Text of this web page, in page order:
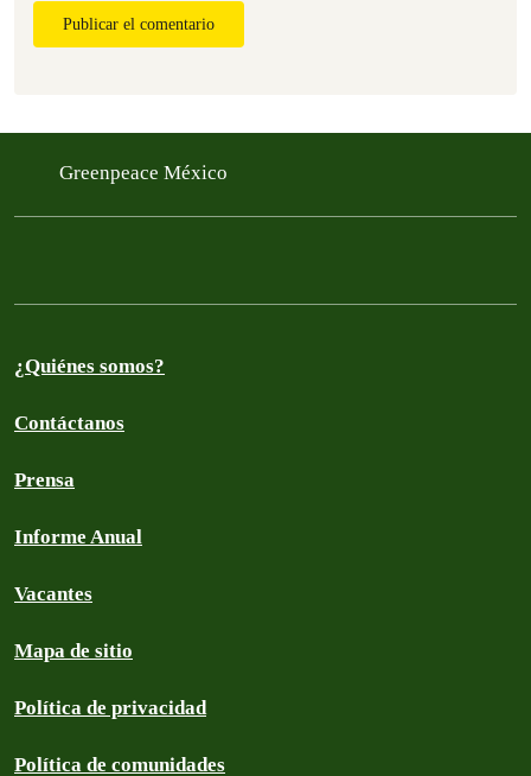
Publicar el comentario
Greenpeace México
¿Quiénes somos?
Contáctanos
Prensa
Informe Anual
Vacantes
Mapa de sitio
Política de privacidad
Política de comunidades